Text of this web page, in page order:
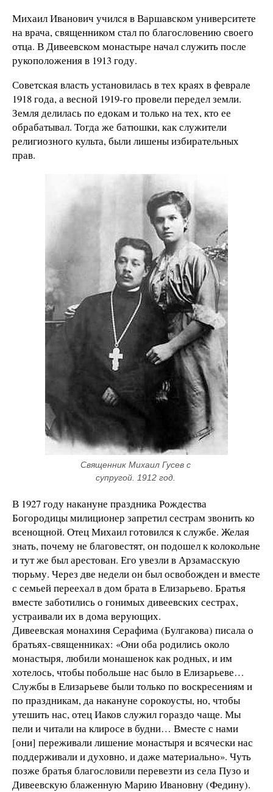
Михаил Иванович учился в Варшавском университете
на врача, священником стал по благословению своего
отца. В Дивеевском монастыре начал служить после
рукоположения в 1913 году.
Советская власть установилась в тех краях в феврале
1918 года, а весной 1919-го провели передел земли.
Земля делилась по едокам и только на тех, кто ее
обрабатывал. Тогда же батюшки, как служители
религиозного культа, были лишены избирательных
прав.
Священник Михаил Гусев с
супругой. 1912 год.
В 1927 году накануне праздника Рождества
Богородицы милиционер запретил сестрам звонить ко
всенощной. Отец Михаил готовился к службе. Желая
знать, почему не благовестят, он подошел к колокольне
и тут же был арестован. Его увезли в Арзамасскую
тюрьму. Через две недели он был освобожден и вместе
с семьей переехал в дом брата в Елизарьево. Братья
вместе заботились о гонимых дивеевских сестрах,
устраивали их в дома верующих.
Дивеевская монахиня Серафима (Булгакова) писала о
братьях-священниках: «Они оба родились около
монастыря, любили монашенок как родных, и им
хотелось, чтобы побольше нас было в Елизарьеве…
Службы в Елизарьеве были только по воскресениям и
по праздникам, да накануне сорокоусты, но, чтобы
утешить нас, отец Иаков служил гораздо чаще. Мы
пели и читали на клиросе в будни… Вместе с нами
[они] переживали лишение монастыря и всячески нас
поддерживали и духовно, и даже материально». Чуть
позже братья благословили перевезти из села Пузо и
Дивеевскую блаженную Марию Ивановну (Федину).